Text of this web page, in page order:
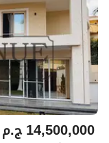
ج.م14,500,000